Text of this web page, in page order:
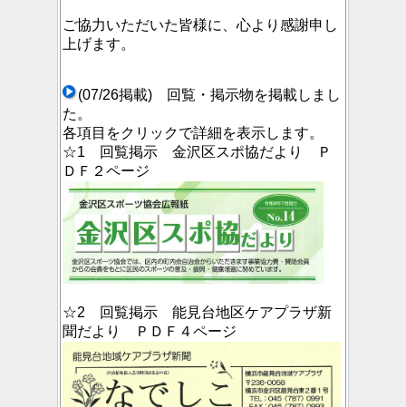
ご協力いただいた皆様に、心より感謝申し
上げます。
(07/26掲載) 回覧・掲示物を掲載しまし
た。
各項目をクリックで詳細を表示します。
☆1 回覧掲示 金沢区スポ協だより Ｐ
ＤＦ２ページ
☆2 回覧掲示 能見台地区ケアプラザ新
聞だより ＰＤＦ４ページ